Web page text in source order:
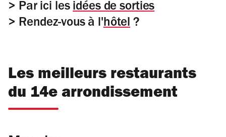
> Par ici les idées de sorties
> Rendez-vous à l'hôtel ?
Les meilleurs restaurants
du 14e arrondissement